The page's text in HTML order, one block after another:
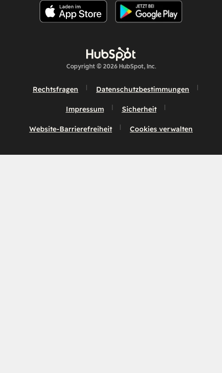
Copyright © 2026 HubSpot, Inc.
Rechtsfragen Datenschutzbestimmungen
Impressum Sicherheit
Website-Barrierefreiheit Cookies verwalten